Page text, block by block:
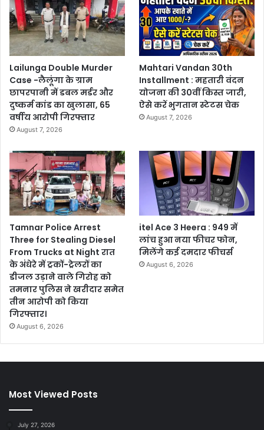
Lailunga Double Murder
Case -लैलूंगा के ग्राम
छापरपानी में डबल मर्डर और
दुष्कर्म कांड का खुलासा, 65
वर्षीय आरोपी गिरफ्तार
August 7, 2026
Mahtari Vandan 30th
Installment : महतारी वंदन
योजना की 30वीं किस्त जारी,
ऐसे करें भुगतान स्टेटस चेक
August 7, 2026
Tamnar Police Arrest
Three for Stealing Diesel
From Trucks at Night रात
के अंधेरे में ट्रकों-ट्रेलरों का
डीजल उड़ाने वाले गिरोह को
तमनार पुलिस ने खरीदार समेत
तीन आरोपी को किया
गिरफ्तार।
August 6, 2026
itel Ace 3 Heera : 949 में
लांच हुआ नया फीचर फोन,
मिलेंगे कई दमदार फीचर्स
August 6, 2026
Most Viewed Posts
July 27, 2026